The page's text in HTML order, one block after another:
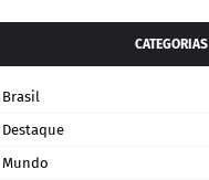
CATEGORIAS
Brasil
Destaque
Mundo